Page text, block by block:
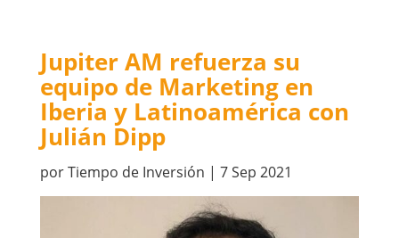
Jupiter AM refuerza su
equipo de Marketing en
Iberia y Latinoamérica con
Julián Dipp
porTiempo de Inversión | 7 Sep 2021